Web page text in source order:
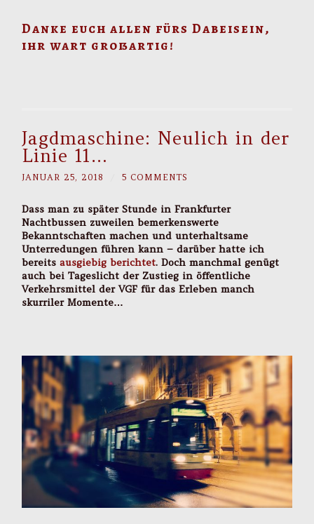
Danke euch allen fürs Dabeisein,
ihr wart großartig!
Jagdmaschine: Neulich in der
Linie 11…
JANUAR 25, 2018 5 COMMENTS
Dass man zu später Stunde in Frankfurter
Nachtbussen zuweilen bemerkenswerte
Bekanntschaften machen und unterhaltsame
Unterredungen führen kann – darüber hatte ich
bereitsausgiebig berichtet. Doch manchmal genügt
auch bei Tageslicht der Zustieg in öffentliche
Verkehrsmittel der VGF für das Erleben manch
skurriler Momente…